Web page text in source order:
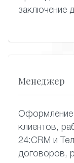
заключение
Менеджер
Оформление
клиентов,
24:CRM и
договоров,